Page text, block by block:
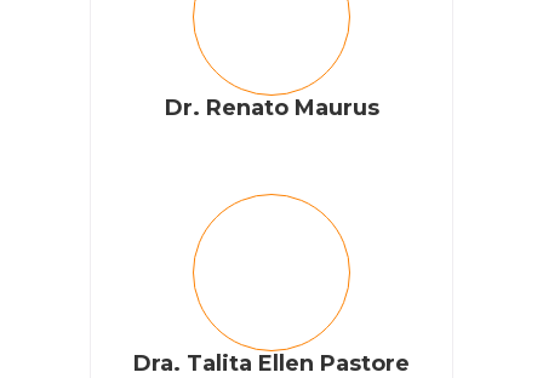
Dr. Renato Maurus
Dra. Talita Ellen Pastore